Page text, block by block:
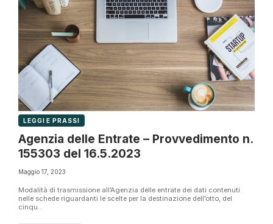
LEGGI E PRASSI
Agenzia delle Entrate – Provvedimento n.
155303 del 16.5.2023
Maggio 17, 2023
Modalità di trasmissione all’Agenzia delle entrate dei dati contenuti
nelle schede riguardanti le scelte per la destinazione dell’otto, del
cinqu...